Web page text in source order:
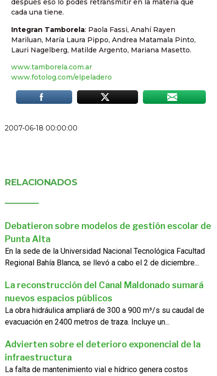
después eso lo podés retransmitir en la materia que
cada una tiene.
Integran Tamborela: Paola Fassi, Anahí Rayen
Mariluan, María Laura Pippo, Andrea Matamala Pinto,
Lauri Nagelberg, Matilde Argento, Mariana Masetto.
www.tamborela.com.ar
www.fotolog.com/elpeladero
2007-06-18 00:00:00
RELACIONADOS
Debatieron sobre modelos de gestión escolar de
Punta Alta
En la sede de la Universidad Nacional Tecnológica Facultad
Regional Bahía Blanca, se llevó a cabo el 2 de diciembre...
La reconstrucción del Canal Maldonado sumará
nuevos espacios públicos
La obra hidráulica ampliará de 300 a 900 m³/s su caudal de
evacuación en 2400 metros de traza. Incluye un...
Advierten sobre el deterioro exponencial de la
infraestructura
La falta de mantenimiento vial e hídrico genera costos